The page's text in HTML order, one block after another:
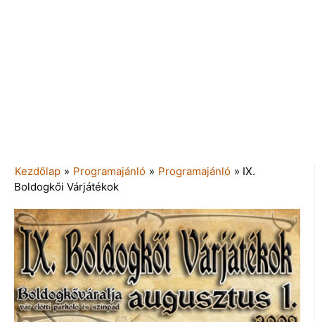
Kezdőlap » Programajánló » Programajánló » IX.
Boldogkői Várjátékok